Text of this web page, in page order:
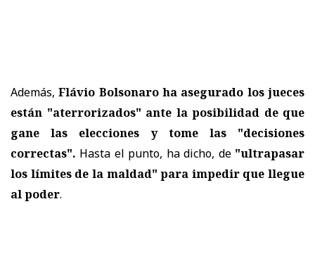
Además, Flávio Bolsonaro ha asegurado los jueces
están "aterrorizados" ante la posibilidad de que
gane las elecciones y tome las "decisiones
correctas". Hasta el punto, ha dicho, de "ultrapasar
los límites de la maldad" para impedir que llegue
al poder.